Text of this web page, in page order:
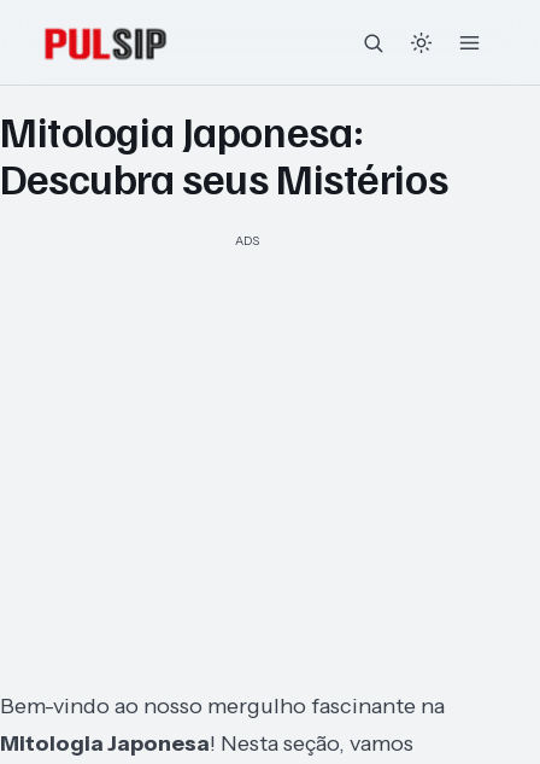
Mitologia Japonesa:
Descubra seus Mistérios
ADS
Bem-vindo ao nosso mergulho fascinante na
Mitologia Japonesa! Nesta seção, vamos